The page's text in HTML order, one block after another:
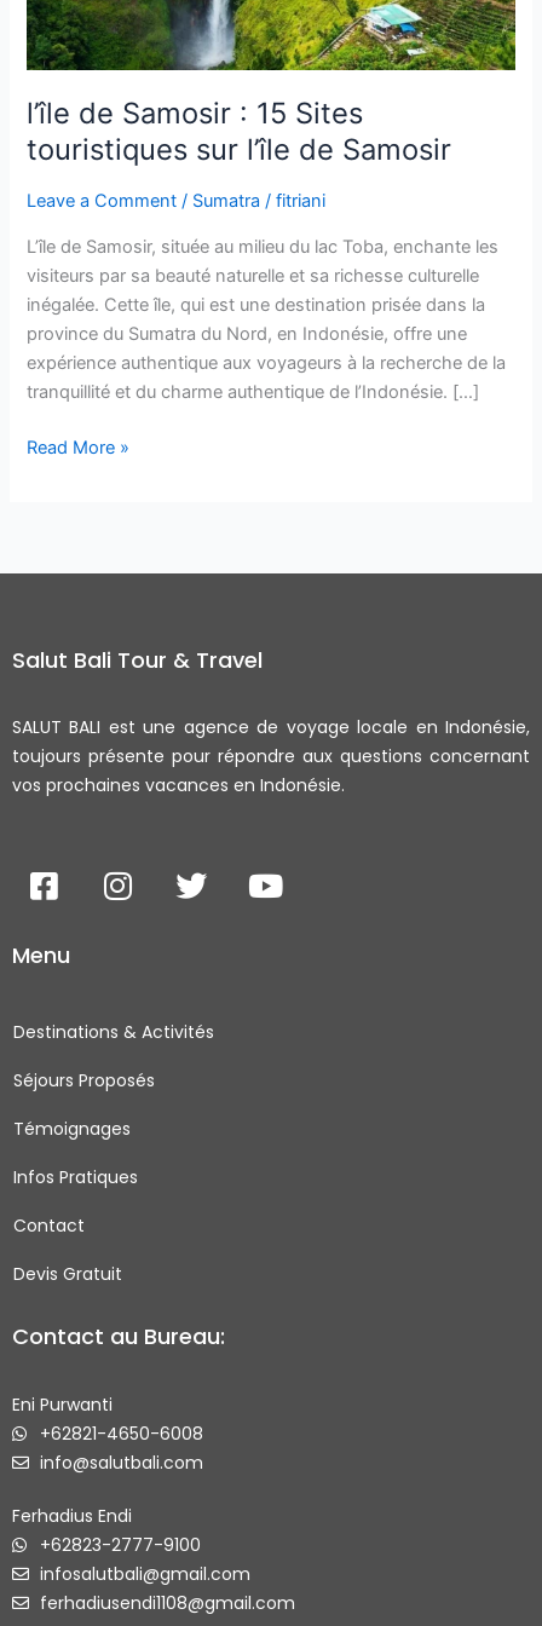
l’île de Samosir : 15 Sites
touristiques sur l’île de Samosir
Leave a Comment / Sumatra /fitriani
L’île de Samosir, située au milieu du lac Toba, enchante les
visiteurs par sa beauté naturelle et sa richesse culturelle
inégalée. Cette île, qui est une destination prisée dans la
province du Sumatra du Nord, en Indonésie, offre une
expérience authentique aux voyageurs à la recherche de la
tranquillité et du charme authentique de l’Indonésie. […]
sur
l’île
de
Samosir
Read More »
Salut Bali Tour & Travel
SALUT BALI est une agence de voyage locale en Indonésie,
toujours présente pour répondre aux questions concernant
vos prochaines vacances en Indonésie.
F
a
e
o
k
-
q
u
r
I
n
g
a
m
T
w
e
Y
o
Menu
Destinations & Activités
Séjours Proposés
Témoignages
Infos Pratiques
Contact
Devis Gratuit
Contact au Bureau:
Eni Purwanti
+62821-4650-6008
info@salutbali.com
Ferhadius Endi
+62823-2777-9100
infosalutbali@gmail.com
ferhadiusendi1108@gmail.com